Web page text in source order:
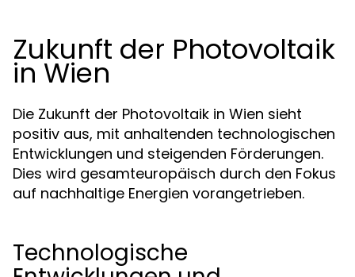
Zukunft der Photovoltaik
in Wien
Die Zukunft der Photovoltaik in Wien sieht
positiv aus, mit anhaltenden technologischen
Entwicklungen und steigenden Förderungen.
Dies wird gesamteuropäisch durch den Fokus
auf nachhaltige Energien vorangetrieben.
Technologische